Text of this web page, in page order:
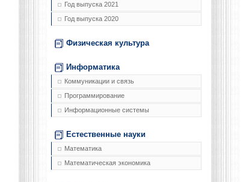
Год выпуска 2021
Год выпуска 2020
Физическая культура
Информатика
Коммуникации и связь
Программирование
Информационные системы
Естественные науки
Математика
Математическая экономика